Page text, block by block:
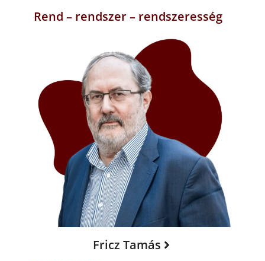
Rend – rendszer – rendszeresség
Fricz Tamás